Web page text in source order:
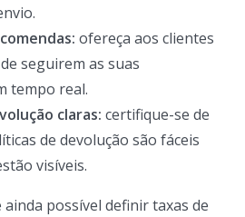
ofereça aos clientes
seguirem as suas
tempo real.
claras: certifique-se de
de devolução são fáceis
visíveis.
ainda possível definir taxas de